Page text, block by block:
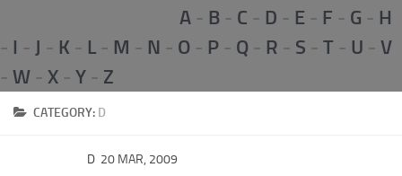
LIVRES
PRODUITS
RECETTES
A - B - C - D - E - F - G - H
- I - J - K - L - M - N - O - P - Q - R - S - T - U - V
- W - X - Y - Z
CATEGORY: D
D 20 MAR, 2009